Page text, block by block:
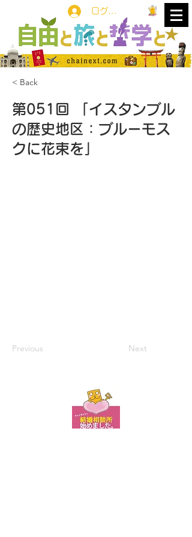
ログイン
< Back
第051回 「イスタンブル
の歴史地区：ブルーモス
クに花束を」
Previous Next